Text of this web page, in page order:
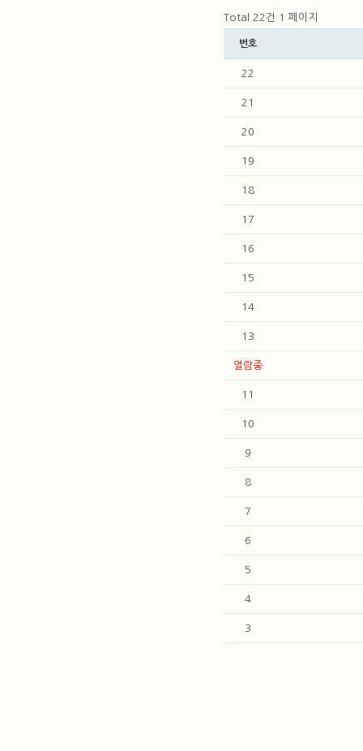
Total 22건 1 페이지
번호
22
21
20
19
18
17
16
15
14
13
열람중
11
10
9
8
7
6
5
4
3